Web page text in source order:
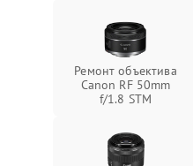
Ремонт объектива
Canon RF 50mm
f/1.8 STM